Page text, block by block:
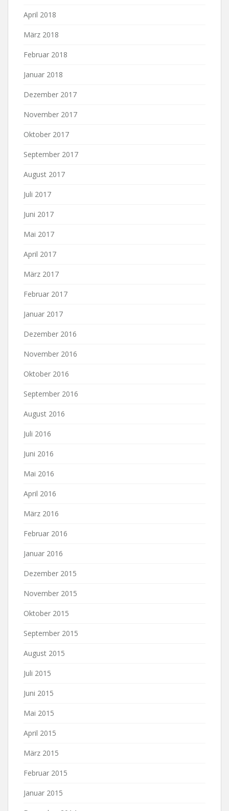
April 2018
März 2018
Februar 2018
Januar 2018
Dezember 2017
November 2017
Oktober 2017
September 2017
August 2017
Juli 2017
Juni 2017
Mai 2017
April 2017
März 2017
Februar 2017
Januar 2017
Dezember 2016
November 2016
Oktober 2016
September 2016
August 2016
Juli 2016
Juni 2016
Mai 2016
April 2016
März 2016
Februar 2016
Januar 2016
Dezember 2015
November 2015
Oktober 2015
September 2015
August 2015
Juli 2015
Juni 2015
Mai 2015
April 2015
März 2015
Februar 2015
Januar 2015